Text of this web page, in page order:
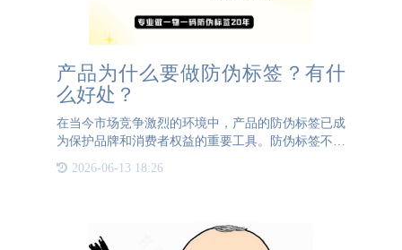
产品为什么要做防伪标签？有什
么好处？
在当今市场竞争激烈的环境中，产品的防伪标签已成
为保护品牌和消费者权益的重要工具。防伪标签不仅
象，增强消费者的信任感。首先，防伪标签能够有效
2026-06-13 18:26